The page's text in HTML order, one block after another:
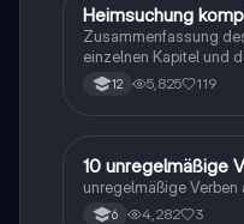
Deutsch
Heimsuchung
Zusammenfassung
einzelnen Kapitel und
tabellarisch. Im
12 5,825 119
1 Englisch
10 unregelmäßige
unregelmäßige
6 4,282 3